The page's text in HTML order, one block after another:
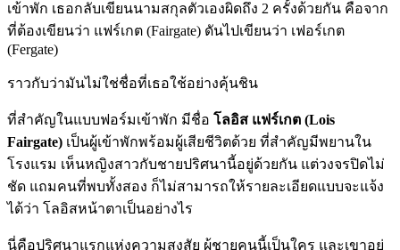
เข้าพัก เธอกลับเขียนนามสกุลตัวเองผิดถึง 2 ครั้งด้วยกัน คือจาก
ที่ต้องเขียนว่า แฟร์เกต (Fairgate) ดันไปเขียนว่า เฟอร์เกต
(Fergate)
ราวกับว่ามันไม่ใช่ชื่อที่เธอใช้อย่างคุ้นชิน
ที่สำคัญในแบบฟอร์มเข้าพัก มีชื่อ โลอิส แฟร์เกต (Lois
Fairgate) เป็นผู้เข้าพักพร้อมผู้เสียชีวิตด้วย ที่สำคัญมีพยานใน
โรงแรม เห็นหญิงสาวกับชายปริศนานี้อยู่ด้วยกัน แต่วงจรปิดไม่
ชัด แถมคนที่พบทั้งสอง ก็ไม่สามารถให้รายละเอียดแบบจะแจ้ง
ได้ว่า โลอิสหน้าตาเป็นอย่างไร
นี่คือปริศนาแรกแห่งความสงสัย ผู้ชายคนนี้เป็นใคร และเขาอยู่